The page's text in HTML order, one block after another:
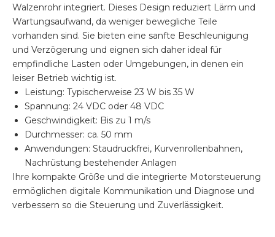
Walzenrohr integriert. Dieses Design reduziert Lärm und
Wartungsaufwand, da weniger bewegliche Teile
vorhanden sind. Sie bieten eine sanfte Beschleunigung
und Verzögerung und eignen sich daher ideal für
empfindliche Lasten oder Umgebungen, in denen ein
leiser Betrieb wichtig ist.
Leistung: Typischerweise 23 W bis 35 W
Spannung: 24 VDC oder 48 VDC
Geschwindigkeit: Bis zu 1 m/s
Durchmesser: ca. 50 mm
Anwendungen: Staudruckfrei, Kurvenrollenbahnen,
Nachrüstung bestehender Anlagen
Ihre kompakte Größe und die integrierte Motorsteuerung
ermöglichen digitale Kommunikation und Diagnose und
verbessern so die Steuerung und Zuverlässigkeit.